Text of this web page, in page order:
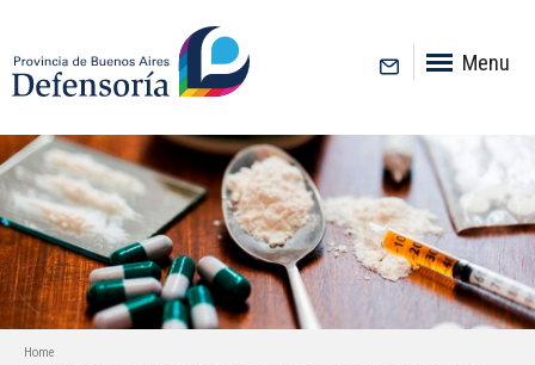
Menu
Home